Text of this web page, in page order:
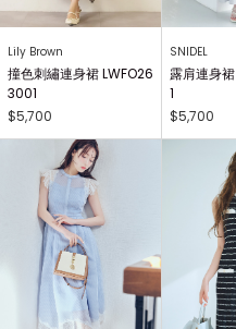
Lily Brown
撞色刺繡連身裙 LWFO26
3001
$5,700
SNIDEL
露肩連身
1
$5,700